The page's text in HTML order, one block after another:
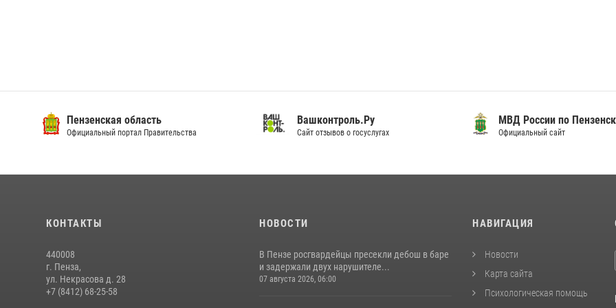
Пензенская область
Официальный портал Правительства
Вашконтроль.Ру
Сайт отзывов о госуслугах
МВД России по
Официальный сайт
КОНТАКТЫ
440008
г. Пенза,
ул. Некрасова д. 28
+7 (8412) 68-25-58
НОВОСТИ
В Пензе росгвардейцы пресекли дебош в баре
и задержали двух нарушителе...
07 августа 2026, 06:00
НАВИГАЦИЯ
Новости
Карта сайта
Психологическая помощь